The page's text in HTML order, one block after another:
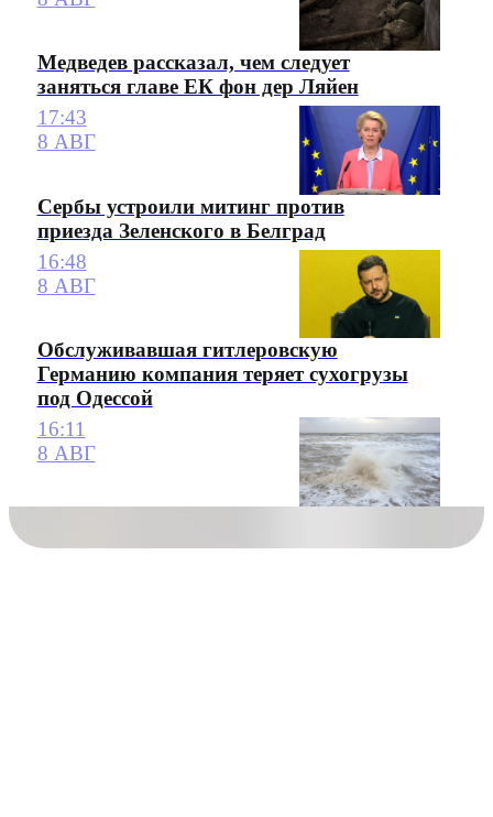
Медведев рассказал, чем следует
заняться главе ЕК фон дер Ляйен
17:43
8 АВГ
Сербы устроили митинг против
приезда Зеленского в Белград
16:48
8 АВГ
Обслуживавшая гитлеровскую
Германию компания теряет сухогрузы
под Одессой
16:11
8 АВГ